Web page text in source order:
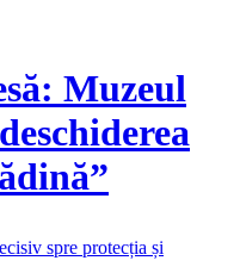
Muzeul